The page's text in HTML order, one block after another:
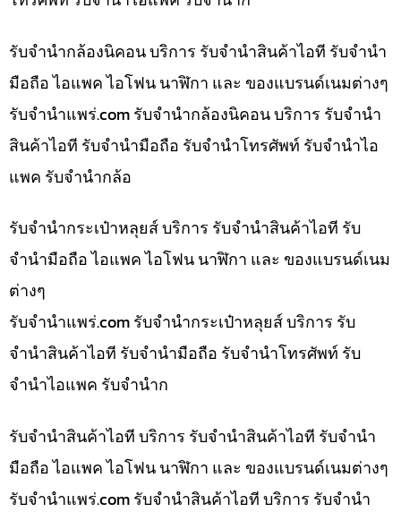
รับจำนำกล้องนิคอน บริการ รับจำนำสินค้าไอที รับจำนำ
มือถือ ไอแพค ไอโฟน นาฬิกา และ ของแบรนด์เนมต่างๆ
รับจํานําแพร่.com รับจำนำกล้องนิคอน บริการ รับจำนำ
สินค้าไอที รับจำนำมือถือ รับจำนำโทรศัพท์ รับจำนำไอ
แพค รับจำนำกล้อ
รับจำนำกระเป๋าหลุยส์ บริการ รับจำนำสินค้าไอที รับ
จำนำมือถือ ไอแพค ไอโฟน นาฬิกา และ ของแบรนด์เนม
ต่างๆ
รับจํานําแพร่.com รับจำนำกระเป๋าหลุยส์ บริการ รับ
จำนำสินค้าไอที รับจำนำมือถือ รับจำนำโทรศัพท์ รับ
จำนำไอแพค รับจำนำก
รับจำนำสินค้าไอที บริการ รับจำนำสินค้าไอที รับจำนำ
มือถือ ไอแพค ไอโฟน นาฬิกา และ ของแบรนด์เนมต่างๆ
รับจํานําแพร่.com รับจำนำสินค้าไอที บริการ รับจำนำ